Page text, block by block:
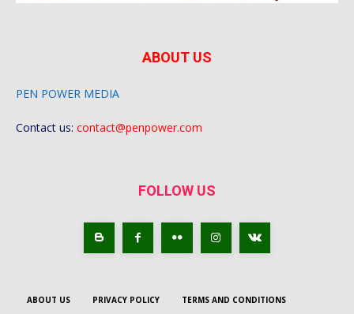
ABOUT US
PEN POWER MEDIA
Contact us: contact@penpower.com
FOLLOW US
ABOUT US PRIVACY POLICY TERMS AND CONDITIONS